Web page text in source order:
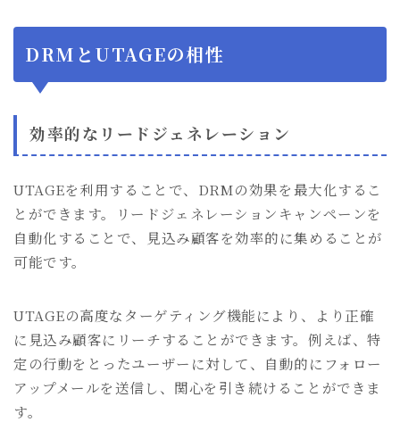
DRMとUTAGEの相性
効率的なリードジェネレーション
UTAGEを利用することで、DRMの効果を最大化するこ
とができます。リードジェネレーションキャンペーンを
自動化することで、見込み顧客を効率的に集めることが
可能です。
UTAGEの高度なターゲティング機能により、より正確
に見込み顧客にリーチすることができます。例えば、特
定の行動をとったユーザーに対して、自動的にフォロー
アップメールを送信し、関心を引き続けることができま
す。